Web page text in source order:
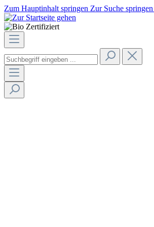
Zum Hauptinhalt springen Zur Suche springen